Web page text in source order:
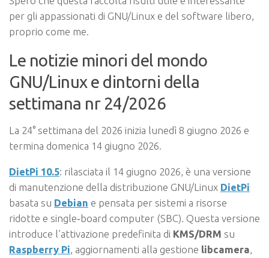
per gli appassionati di GNU/Linux e del software libero,
proprio come me.
Le notizie minori del mondo
GNU/Linux e dintorni della
settimana nr 24/2026
La 24° settimana del 2026 inizia lunedì 8 giugno 2026 e
termina domenica 14 giugno 2026.
DietPi 10.5: rilasciata il 14 giugno 2026, è una versione
di manutenzione della distribuzione GNU/Linux DietPi
basata su Debian e pensata per sistemi a risorse
ridotte e single‑board computer (SBC). Questa versione
introduce l’attivazione predefinita di KMS/DRM su
Raspberry Pi , aggiornamenti alla gestione libcamera